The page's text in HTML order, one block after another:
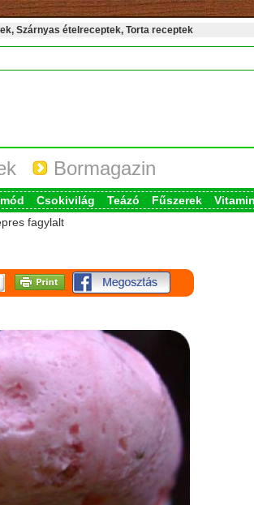
Szárnyas ételreceptek, Torta receptek
Bormagazin
Csokivilág Teázó Fűszerek
fagylalt